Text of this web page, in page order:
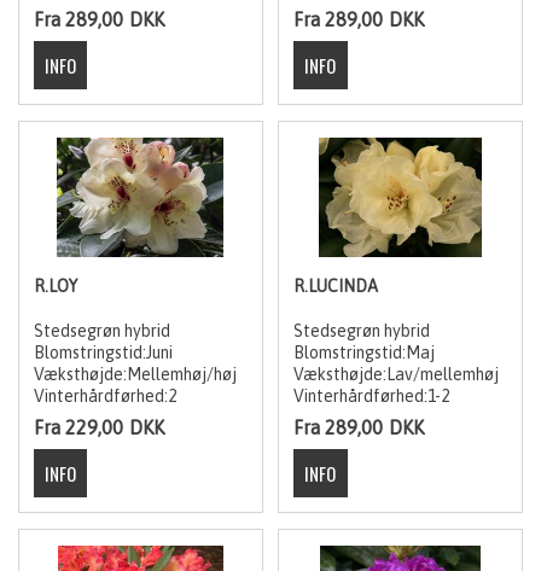
Fra 289,00 DKK Fra 289,00 DKK
R.LOY
Stedsegrøn hybrid
Blomstringstid:Juni
Væksthøjde:Mellemhøj/høj
Vinterhårdførhed:2
Fra 229,00 DKK
R.LUCINDA
Stedsegrøn hybrid
Blomstringstid:Maj
Væksthøjde:Lav/mellemhøj
Vinterhårdførhed:1-2
Fra 289,00 DKK